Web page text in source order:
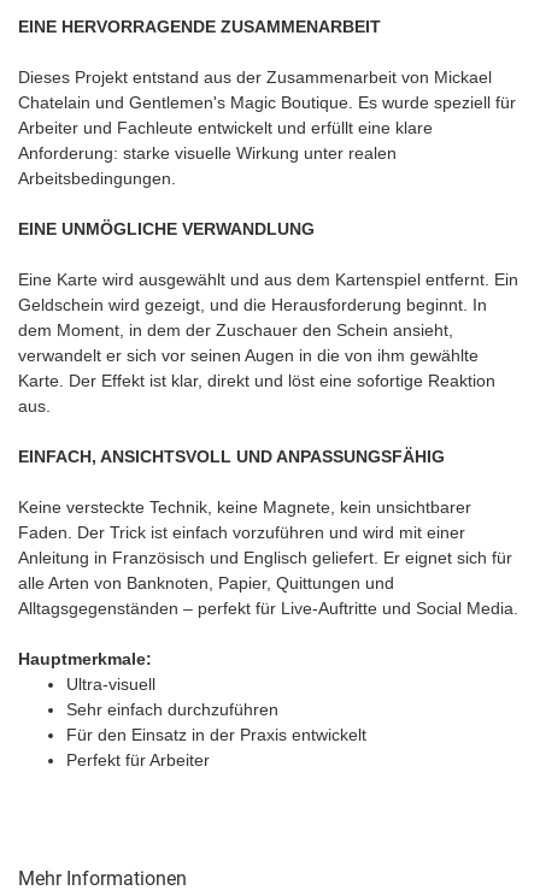
EINE HERVORRAGENDE ZUSAMMENARBEIT
Dieses Projekt entstand aus der Zusammenarbeit von Mickael
Chatelain und Gentlemen's Magic Boutique. Es wurde speziell für
Arbeiter und Fachleute entwickelt und erfüllt eine klare
Anforderung: starke visuelle Wirkung unter realen
Arbeitsbedingungen.
EINE UNMÖGLICHE VERWANDLUNG
Eine Karte wird ausgewählt und aus dem Kartenspiel entfernt. Ein
Geldschein wird gezeigt, und die Herausforderung beginnt. In
dem Moment, in dem der Zuschauer den Schein ansieht,
verwandelt er sich vor seinen Augen in die von ihm gewählte
Karte. Der Effekt ist klar, direkt und löst eine sofortige Reaktion
aus.
EINFACH, ANSICHTSVOLL UND ANPASSUNGSFÄHIG
Keine versteckte Technik, keine Magnete, kein unsichtbarer
Faden. Der Trick ist einfach vorzuführen und wird mit einer
Anleitung in Französisch und Englisch geliefert. Er eignet sich für
alle Arten von Banknoten, Papier, Quittungen und
Alltagsgegenständen – perfekt für Live-Auftritte und Social Media.
Hauptmerkmale:
Ultra-visuell
Sehr einfach durchzuführen
Für den Einsatz in der Praxis entwickelt
Perfekt für Arbeiter
Mehr Informationen